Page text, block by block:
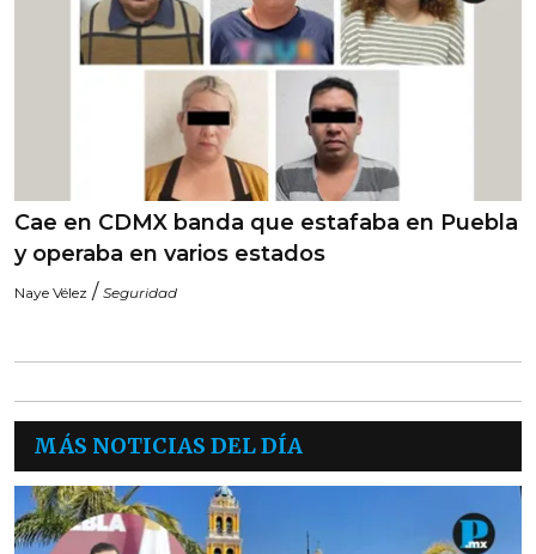
Cae en CDMX banda que estafaba en Puebla
y operaba en varios estados
Naye Vélez / Seguridad
MÁS NOTICIAS DEL DÍA